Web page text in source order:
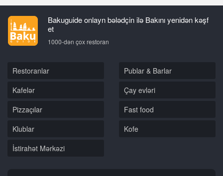
Bakuguide onlayn bələdçin ilə Bakını yenidən kəşf
et
1000-dən çox restoran
Restoranlar
Publar & Barlar
Kafelər
Çay evləri
Pizzaçılar
Fast food
Klublar
Kofe
İstirahət Mərkəzi